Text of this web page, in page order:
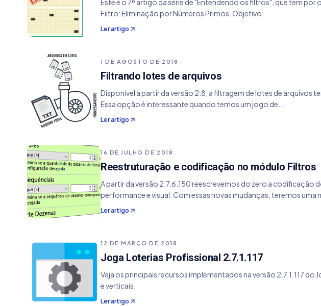
Este é o 7º artigo da série de "Entendendo os filtros", que tem
Filtro: Eliminação por Números Primos. Objetivo:
Ler artigo
1 DE AGOSTO DE 2018
Filtrando lotes de arquivos
Disponível à partir da versão 2.8, a filtragem de lotes de
Essa opção é interessante quando temos um jogo de…
Ler artigo
16 DE JULHO DE 2018
Reestruturação e codificação no módulo Filtros
A partir da versão 2.7.6.150 reescrevemos do zero a
performance e visual. Com essas novas mudanças, teremos uma
Ler artigo
12 DE MARÇO DE 2018
Joga Loterias Profissional 2.7.1.117
Veja os principais recursos implementados na versão 2.7.1.117
e verticais.
Ler artigo